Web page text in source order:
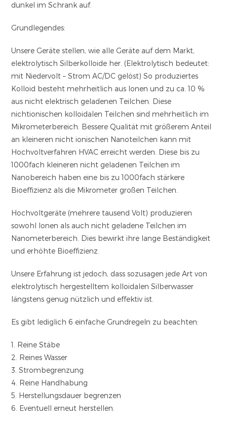
dunkel im Schrank auf.
Grundlegendes:
Unsere Geräte stellen, wie alle Geräte auf dem Markt,
elektrolytisch Silberkolloide her. (Elektrolytisch bedeutet:
mit Niedervolt –StromAC/DC gelöst) So produziertes
Kolloid besteht mehrheitlich aus Ionen und zu ca. 10 %
aus nicht elektrisch geladenen Teilchen. Diese
nichtionischen kolloidalen Teilchen sind mehrheitlich im
Mikrometerbereich. Bessere Qualität mit größerem Anteil
an kleineren nicht ionischen Nanoteilchen kann mit
Hochvoltverfahren HVAC erreicht werden. Diese bis zu
1000fach kleineren nicht geladenen Teilchen im
Nanobereich haben eine bis zu 1000fach stärkere
Bioeffizienz als die Mikrometer großen Teilchen.
Hochvoltgeräte (mehrere tausend Volt) produzieren
sowohl Ionen als auch nicht geladene Teilchen im
Nanometerbereich. Dies bewirkt ihre lange Beständigkeit
und erhöhte Bioeffizienz.
Unsere Erfahrung ist jedoch, dass sozusagen jede Art von
elektrolytisch hergestelltem kolloidalen Silberwasser
längstens genug nützlich und effektiv ist.
Es gibt lediglich 6 einfache Grundregeln zu beachten:
1. Reine Stäbe
2. Reines Wasser
3. Strombegrenzung
4. Reine Handhabung
5. Herstellungsdauer begrenzen
6. Eventuell erneut herstellen.